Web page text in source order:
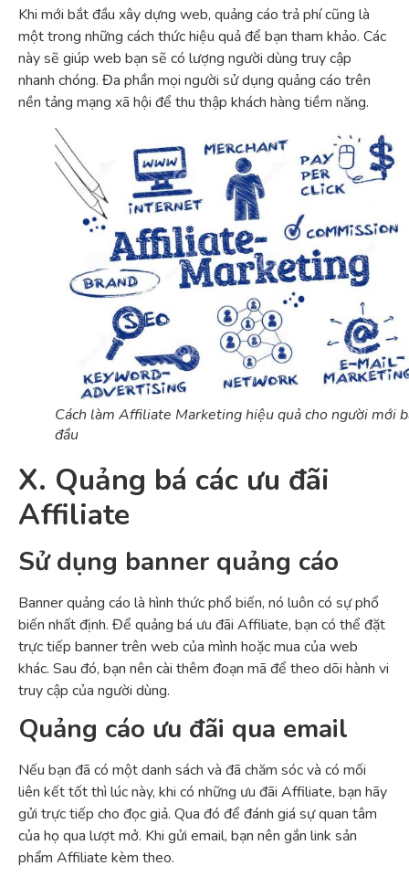
Khi mới bắt đầu xây dựng web, quảng cáo trả phí cũng là
một trong những cách thức hiệu quả để bạn tham khảo. Các
này sẽ giúp web bạn sẽ có lượng người dùng truy cập
nhanh chóng. Đa phần mọi người sử dụng quảng cáo trên
nền tảng mạng xã hội để thu thập khách hàng tiềm năng.
Cách làm Affiliate Marketing hiệu quả cho người mới
đầu
X. Quảng bá các ưu đãi
Affiliate
Sử dụng banner quảng cáo
Banner quảng cáo là hình thức phổ biến, nó luôn có sự phổ
biến nhất định. Để quảng bá ưu đãi Affiliate, bạn có thể đặt
trực tiếp banner trên web của mình hoặc mua của web
khác. Sau đó, bạn nên cài thêm đoạn mã để theo dõi hành vi
truy cập của người dùng.
Quảng cáo ưu đãi qua email
Nếu bạn đã có một danh sách và đã chăm sóc và có mối
liên kết tốt thì lúc này, khi có những ưu đãi Affiliate, bạn hãy
gửi trực tiếp cho đọc giả. Qua đó để đánh giá sự quan tâm
của họ qua lượt mở. Khi gửi email, bạn nên gắn link sản
phẩm Affiliate kèm theo.